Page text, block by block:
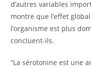
d’autres variables
montre que l’effet
l’organisme est plus
concluent-ils.
“La sérotonine est une